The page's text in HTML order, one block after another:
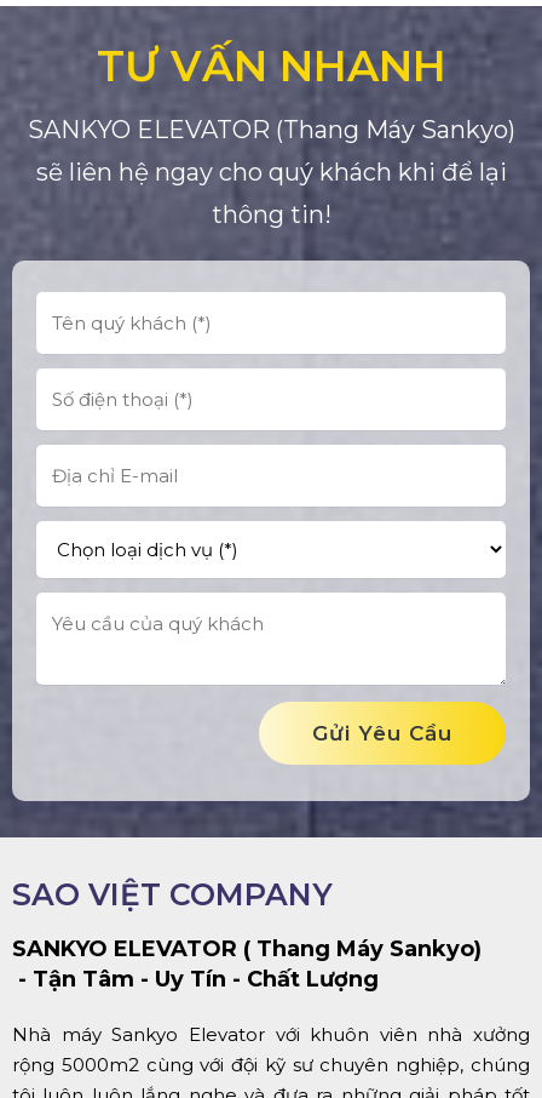
TƯ VẤN NHANH
SANKYO ELEVATOR (Thang Máy Sankyo)
sẽ liên hệ ngay cho quý khách khi để lại
thông tin!
Gửi Yêu Cầu
SAO VIỆT COMPANY
SANKYO ELEVATOR ( Thang Máy Sankyo)
- Tận Tâm - Uy Tín - Chất Lượng
Nhà máy Sankyo Elevator với khuôn viên nhà xưởng
rộng 5000m2 cùng với đội kỹ sư chuyên nghiệp, chúng